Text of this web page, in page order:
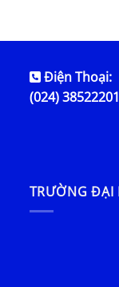
Điện Thoại:
(024) 38522201
TRƯỜNG ĐẠI